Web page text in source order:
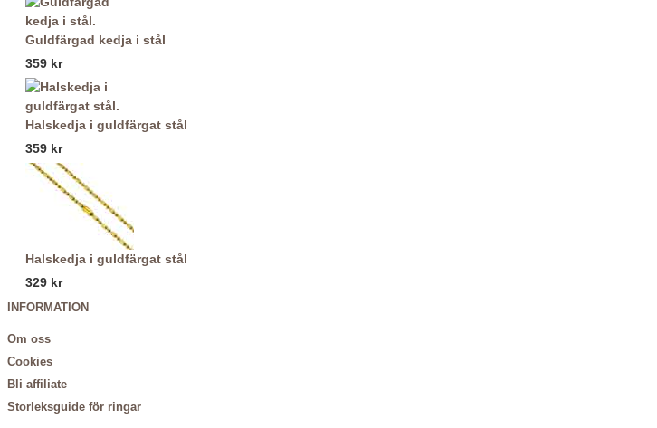
Guldfärgad kedja i stål
359 kr
Halskedja i guldfärgat stål
359 kr
Halskedja i guldfärgat stål
329 kr
INFORMATION
Om oss
Cookies
Bli affiliate
Storleksguide för ringar